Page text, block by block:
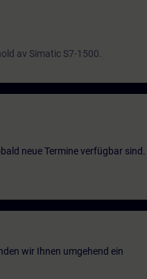
av Simatic S7-1500.
neue Termine verfügbar sind.
wir Ihnen umgehend ein